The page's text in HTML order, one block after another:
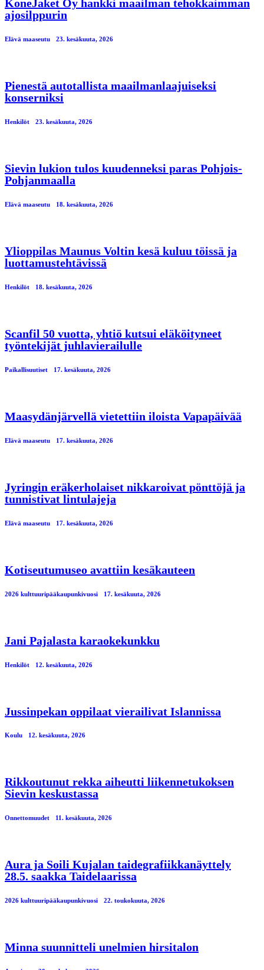
KoneJaket Oy hankki maailman tehokkaimman
ajosilppurin
Elävä maaseutu 23. kesäkuuta, 2026
Pienestä autotallista maailmanlaajuiseksi
konserniksi
Henkilöt 23. kesäkuuta, 2026
Sievin lukion tulos kuudenneksi paras Pohjois-
Pohjanmaalla
Elävä maaseutu 18. kesäkuuta, 2026
Ylioppilas Maunus Voltin kesä kuluu töissä ja
luottamustehtävissä
Henkilöt 18. kesäkuuta, 2026
Scanfil 50 vuotta, yhtiö kutsui eläköityneet
työntekijät juhlavierailulle
Paikallisuutiset 17. kesäkuuta, 2026
Maasydänjärvellä vietettiin iloista Vapapäivää
Elävä maaseutu 17. kesäkuuta, 2026
Jyringin eräkerholaiset nikkaroivat pönttöjä ja
tunnistivat lintulajeja
Elävä maaseutu 17. kesäkuuta, 2026
Kotiseutumuseo avattiin kesäkauteen
2026 kulttuuripääkaupunkivuosi 17. kesäkuuta, 2026
Jani Pajalasta karaokekunkku
Henkilöt 12. kesäkuuta, 2026
Jussinpekan oppilaat vierailivat Islannissa
Koulu 12. kesäkuuta, 2026
Rikkoutunut rekka aiheutti liikennetukoksen
Sievin keskustassa
Onnettomuudet 11. kesäkuuta, 2026
Aura ja Soili Kujalan taidegrafiikkanäyttely
28.5. saakka Taidelaarissa
2026 kulttuuripääkaupunkivuosi 22. toukokuuta, 2026
Minna suunnitteli unelmien hirsitalon